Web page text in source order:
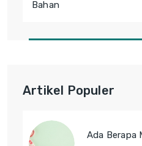
Bahan
Artikel Populer
Ada Berapa